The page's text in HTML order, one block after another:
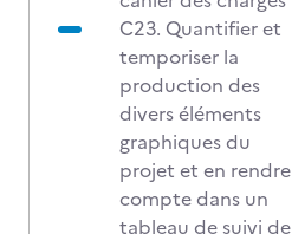
C23. Quantifier et
temporiser la
production des
divers éléments
graphiques du
projet et en rendre
compte dans un
tableau de suivi de